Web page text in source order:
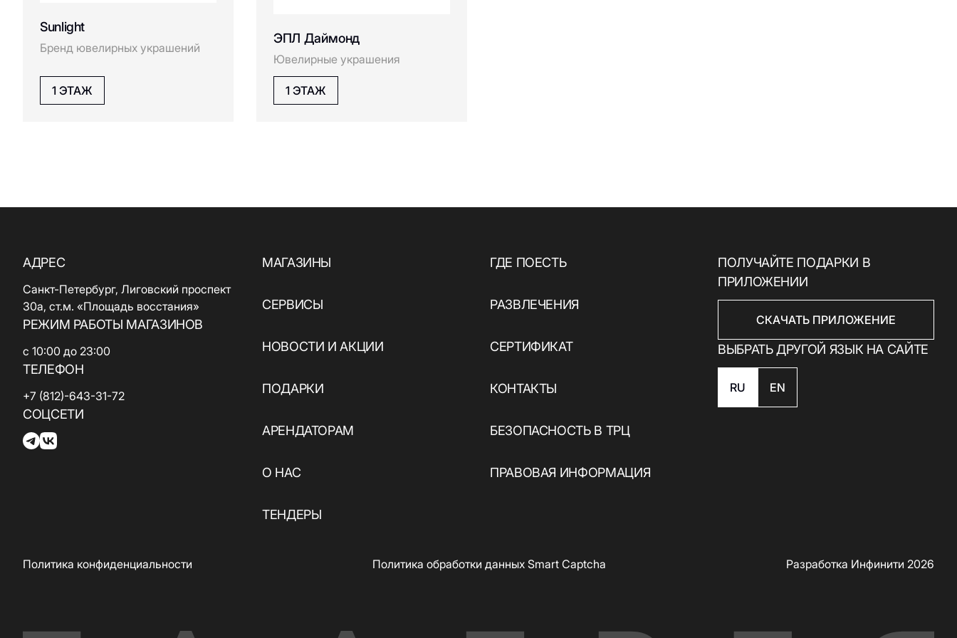
Sunlight
Бренд ювелирных украшений
1 ЭТАЖ
ЭПЛ Даймонд
Ювелирные украшения
1 ЭТАЖ
АДРЕС
Санкт-Петербург, Лиговский проспект
30а, ст.м. «Площадь восстания»
РЕЖИМ РАБОТЫ МАГАЗИНОВ
с 10:00 до 23:00
ТЕЛЕФОН
+7 (812)-643-31-72
СОЦСЕТИ
МАГАЗИНЫ ГДЕ ПОЕСТЬ
СЕРВИСЫ РАЗВЛЕЧЕНИЯ
НОВОСТИ И АКЦИИ СЕРТИФИКАТ
ПОДАРКИ КОНТАКТЫ
АРЕНДАТОРАМ БЕЗОПАСНОСТЬ В ТРЦ
О НАС ПРАВОВАЯ ИНФОРМАЦИЯ
ТЕНДЕРЫ
ПОЛУЧАЙТЕ ПОДАРКИ В
ПРИЛОЖЕНИИ
СКАЧАТЬ ПРИЛОЖЕНИЕ
ВЫБРАТЬ ДРУГОЙ ЯЗЫК НА САЙТЕ
RU EN
Политика конфиденциальности Политика обработки данных Smart Captcha Разработка Инфинити 2026